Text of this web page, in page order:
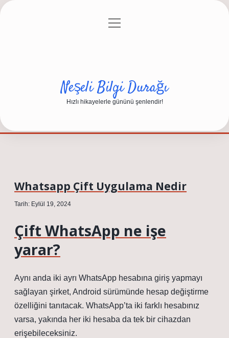
Gizlilik Politikası
menüyü
Neşeli Bilgi Durağı
Hızlı hikayelerle gününü şenlendir!
Whatsapp Çift Uygulama Nedir
Tarih: Eylül 19, 2024
Çift WhatsApp ne işe
yarar?
Aynı anda iki ayrı WhatsApp hesabına giriş yapmayı
sağlayan şirket, Android sürümünde hesap değiştirme
özelliğini tanıtacak. WhatsApp’ta iki farklı hesabınız
varsa, yakında her iki hesaba da tek bir cihazdan
erişebileceksiniz.